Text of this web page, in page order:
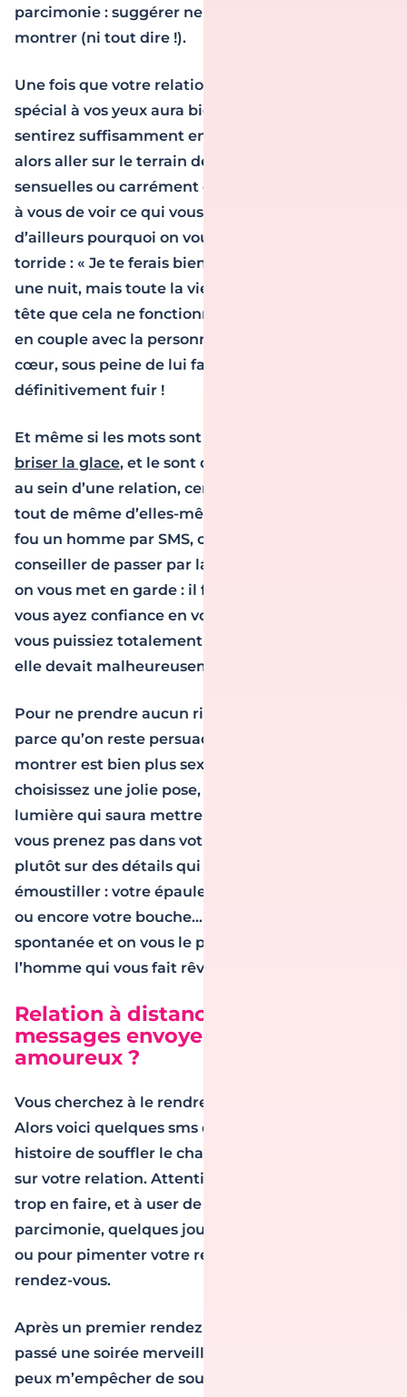
parcimonie : suggérer ne veut pas dire tout
montrer (ni tout dire !).
Une fois que votre relation avec cet homme si
spécial à vos yeux aura bien débuté, que vous vous
sentirez suffisamment en confiance, vous pourrez
alors aller sur le terrain de l’espièglerie. Allusions
sensuelles ou carrément osées et assumées, c’est
à vous de voir ce qui vous branche le plus. C’est
d’ailleurs pourquoi on vous conseillait ce SMS
torride : « Je te ferais bien l’amour non pas toute
une nuit, mais toute la vie ». Attention, gardez en
tête que cela ne fonctionne que si vous êtes déjà
en couple avec la personne qui fait battre votre
cœur, sous peine de lui faire peur et de le faire
définitivement fuir !
Et même si les mots sont hyper importants pour
briser la glace, et le sont d’ailleurs de plus en plus
au sein d’une relation, certaines photos parlent
tout de même d’elles-mêmes. Alors pour rendre
fou un homme par SMS, on ne peut que vous
conseiller de passer par la photo sexy. Seulement
on vous met en garde : il faut absolument que
vous ayez confiance en votre partenaire et/ou que
vous puissiez totalement assumer ladite photo si
elle devait malheureusement fuiter.
Pour ne prendre aucun risque, et encore une fois,
parce qu’on reste persuader que ne pas tout
montrer est bien plus sexy que de tout dévoiler,
choisissez une jolie pose, une jolie lingerie et une
lumière qui saura mettre votre corps en valeur. Ne
vous prenez pas dans votre entièreté, misez
plutôt sur des détails qui sauront tout aussi bien
émoustiller : votre épaule dénudée, votre nuque
ou encore votre bouche… Soyez originale et
spontanée et on vous le promet, cela rendra fou
l’homme qui vous fait rêver !
Relation à distance et SMS : quels
messages envoyer à votre
amoureux ?
Vous cherchez à le rendre fou amoureux de vous ?
Alors voici quelques sms qui devraient lui plaire,
histoire de souffler le chaud et… surtout le chaud
sur votre relation. Attention cependant à ne pas
trop en faire, et à user de ces messages avec
parcimonie, quelques jours après votre rencontre,
ou pour pimenter votre relation entre deux
rendez-vous.
Après un premier rendez-vous amoureux : “J’ai
passé une soirée merveilleuse à tes côtés. Je ne
peux m’empêcher de sourire à chaque fois que je